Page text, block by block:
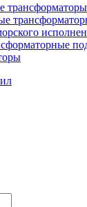
трансформаторы